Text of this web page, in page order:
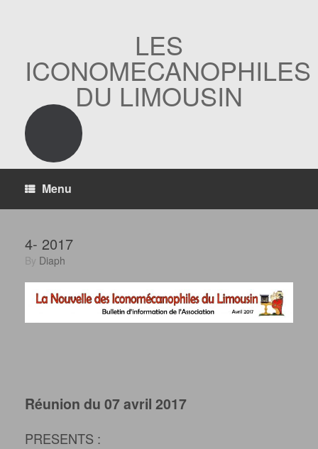
LES
ICONOMECANOPHILES
DU LIMOUSIN
Menu
4- 2017
by Diaph
Réunion du 07 avril 2017
PRESENTS :